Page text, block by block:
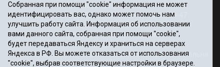
krasnoeznam@rambler.ru
Телефоны 8 (3452) 34-80-60, 69-56-73, 69-56-47
Политика оператора
Информация об учреждении
Публичная оферта
При использовании материалов ссылка на сайт обязательна.
12+
Собранная при помощи "cookie" информация не может
идентифицировать вас, однако может помочь нам
улучшить работу сайта. Информация об использовании
вами данного сайта, собранная при помощи "cookie",
будет передаваться Яндексу и храниться на серверах
Яндекса в РФ. Вы можете отказаться от использования
"cookie", выбрав соответствующие настройки в браузере.